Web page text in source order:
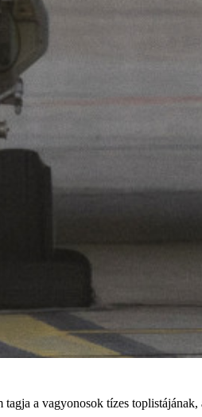
a vagyonosok tízes